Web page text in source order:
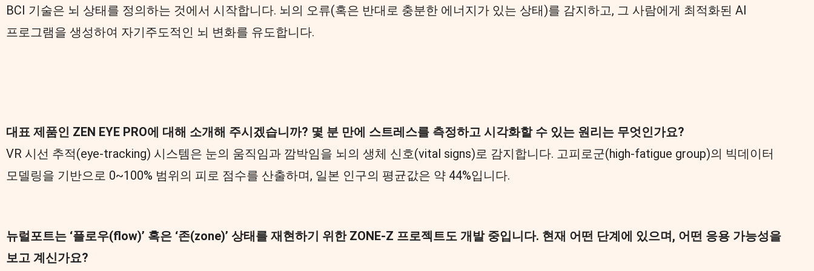
BCI 기술은 뇌 상태를 정의하는 것에서 시작합니다. 뇌의 오류(혹은 반대로 충분한 에너지가 있는 상태)를 감지하고, 그 사람에게 최적화된 AI
프로그램을 생성하여 자기주도적인 뇌 변화를 유도합니다.
대표 제품인 ZEN EYE PRO에 대해 소개해 주시겠습니까? 몇 분 만에 스트레스를 측정하고 시각화할 수 있는 원리는 무엇인가요?
VR 시선 추적(eye-tracking) 시스템은 눈의 움직임과 깜박임을 뇌의 생체 신호(vital signs)로 감지합니다. 고피로군(high-fatigue group)의 빅데이터
모델링을 기반으로 0~100% 범위의 피로 점수를 산출하며, 일본 인구의 평균값은 약 44%입니다.
뉴럴포트는 ‘플로우(flow)’ 혹은 ‘존(zone)’ 상태를 재현하기 위한 ZONE-Z 프로젝트도 개발 중입니다. 현재 어떤 단계에 있으며, 어떤 응용 가능성을
보고 계신가요?